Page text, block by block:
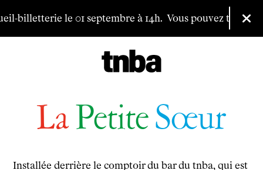
billetterie le 01 septembre à 14h.Vous pouvez
La PetiteSœur
Installée derrière le comptoir du bar du tnba, qui est
Billetterie
Archives
Maison de productions
Productions déléguées